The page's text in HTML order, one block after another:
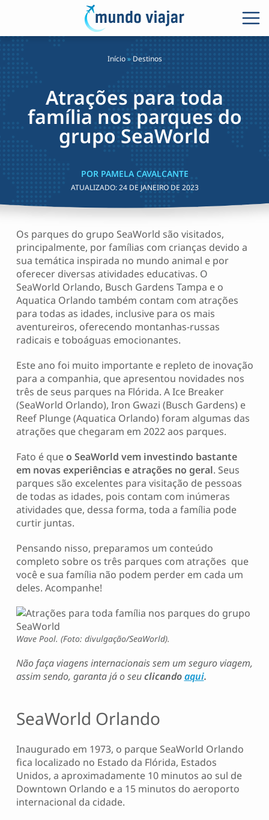
Início» Destinos
Atrações para toda
família nos parques do
grupo SeaWorld
POR PAMELA CAVALCANTE
ATUALIZADO:24 DE JANEIRO DE 2023
Os parques do grupo SeaWorld são visitados,
principalmente, por famílias com crianças devido a
sua temática inspirada no mundo animal e por
oferecer diversas atividades educativas. O
SeaWorld Orlando, Busch Gardens Tampa e o
Aquatica Orlando também contam com atrações
para todas as idades, inclusive para os mais
aventureiros, oferecendo montanhas-russas
radicais e toboáguas emocionantes.
Este ano foi muito importante e repleto de inovação
para a companhia, que apresentou novidades nos
três de seus parques na Flórida. A Ice Breaker
(SeaWorld Orlando), Iron Gwazi (Busch Gardens) e
Reef Plunge (Aquatica Orlando) foram algumas das
atrações que chegaram em 2022 aos parques.
Fato é queo SeaWorld vem investindo bastante
em novas experiências e atrações no geral. Seus
parques são excelentes para visitação de pessoas
de todas as idades, pois contam com inúmeras
atividades que, dessa forma, toda a família pode
curtir juntas.
Pensando nisso, preparamos um conteúdo
completo sobre os três parques com atrações que
você e sua família não podem perder em cada um
deles. Acompanhe!
Wave Pool. (Foto: divulgação/SeaWorld).
Não faça viagens internacionais sem um seguro viagem,
assim sendo, garanta já o seuclicandoaqui.
SeaWorld Orlando
Inaugurado em 1973, o parque SeaWorld Orlando
fica localizado no Estado da Flórida, Estados
Unidos, a aproximadamente 10 minutos ao sul de
Downtown Orlando e a 15 minutos do aeroporto
internacional da cidade.